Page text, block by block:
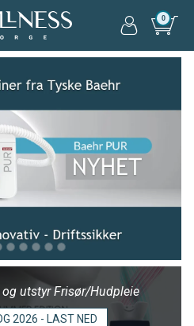
0
utstyr Frisør/Hudpleie
2026 - LAST NED